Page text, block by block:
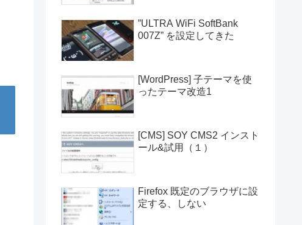
”ULTRA WiFi SoftBank
007Z” を設定してきた
[WordPress] 子テーマを使
ったテーマ改造1
[CMS] SOY CMS2 インスト
ール&試用（１）
Firefox 既定のブラウザに設
定する、しない